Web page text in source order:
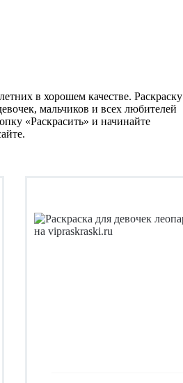
в хорошем качестве. Раскраску
мальчиков и всех любителей
«Раскрасить» и начинайте